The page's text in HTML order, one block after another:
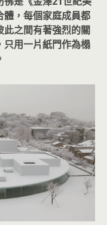
體，每個家庭成員都
之間有著強烈的關
只用一片紙門作為榻